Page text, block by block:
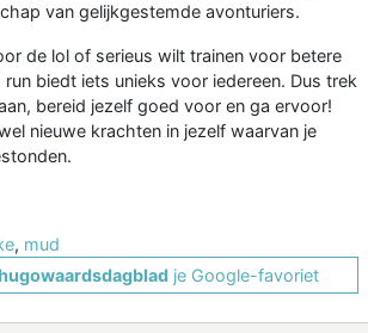
van gelijkgestemde avonturiers.
de lol of serieus wilt trainen voor betere
biedt iets unieks voor iedereen. Dus trek
bereid jezelf goed voor en ga ervoor!
nieuwe krachten in jezelf waarvan je
, mud
je Google-favoriet